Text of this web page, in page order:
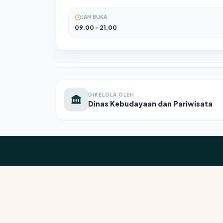
JAM BUKA
09.00 - 21.00
DIKELOLA OLEH
Dinas Kebudayaan dan Pariwisata